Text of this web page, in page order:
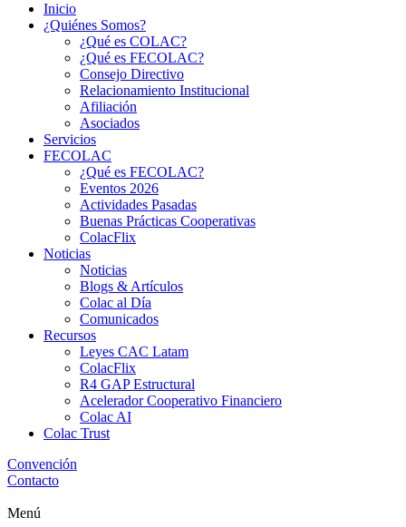
Inicio
¿Quiénes Somos?
¿Qué es COLAC?
¿Qué es FECOLAC?
Consejo Directivo
Relacionamiento Institucional
Afiliación
Asociados
Servicios
FECOLAC
¿Qué es FECOLAC?
Eventos 2026
Actividades Pasadas
Buenas Prácticas Cooperativas
ColacFlix
Noticias
Noticias
Blogs & Artículos
Colac al Día
Comunicados
Recursos
Leyes CAC Latam
ColacFlix
R4 GAP Estructural
Acelerador Cooperativo Financiero
Colac AI
Colac Trust
Convención
Contacto
Menú